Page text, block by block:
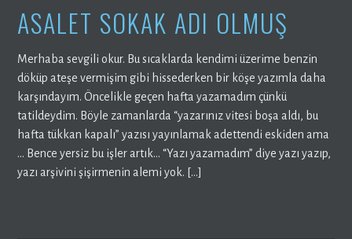
ASALET SOKAK ADI OLMUŞ
Merhaba sevgili okur. Bu sıcaklarda kendimi üzerime benzin
döküp ateşe vermişim gibi hissederken bir köşe yazımla daha
karşındayım. Öncelikle geçen hafta yazamadım çünkü
tatildeydim. Böyle zamanlarda “yazarınız vitesi boşa aldı, bu
hafta tükkan kapalı” yazısı yayınlamak adettendi eskiden ama
… Bence yersiz bu işler artık… “Yazı yazamadım” diye yazı yazıp,
yazı arşivini şişirmenin alemi yok. […]